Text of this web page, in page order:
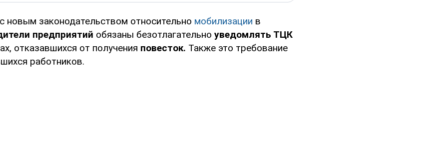
новым законодательством относительно мобилизации в
предприятий обязаны безотлагательно уведомлять ТЦК
отказавшихся от получения повесток. Также это требование
работников.